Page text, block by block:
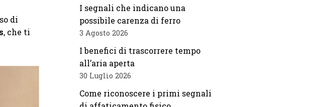
di
, che ti
I segnali che indicano una
possibile carenza di ferro
3 Agosto 2026
I benefici di trascorrere tempo
all’aria aperta
30 Luglio 2026
Come riconoscere i primi segnali